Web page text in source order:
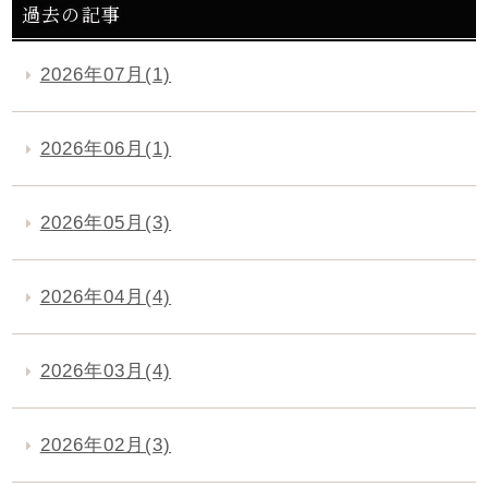
過去の記事
2026年07月(1)
2026年06月(1)
2026年05月(3)
2026年04月(4)
2026年03月(4)
2026年02月(3)